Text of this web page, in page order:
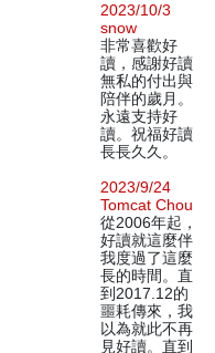
2023/10/3
snow
非常喜歡好
讀，感謝好讀
無私的付出與
陪伴的歲月。
永遠支持好
讀。祝福好讀
長長久久。
2023/9/24
Tomcat Chou
從2006年起，
好讀就這麼伴
我度過了這麼
長的時間。直
到2017.12的
噩耗傳來，我
以為就此不再
見好讀。直到